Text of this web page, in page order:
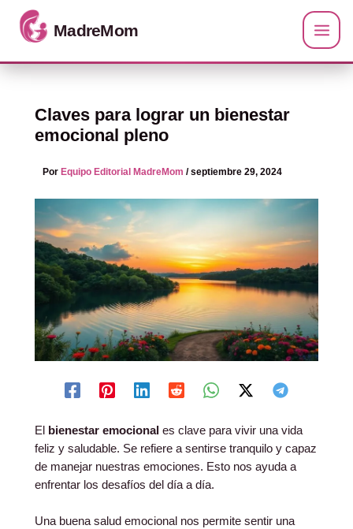
Ir al contenido
Claves para lograr un bienestar
emocional pleno
Por Equipo Editorial MadreMom /septiembre 29, 2024
El bienestar emocional es clave para vivir una vida
feliz y saludable. Se refiere a sentirse tranquilo y capaz
de manejar nuestras emociones. Esto nos ayuda a
enfrentar los desafíos del día a día.
Una buena salud emocional nos permite sentir una